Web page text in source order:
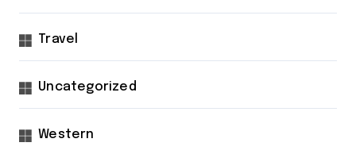
Travel
Uncategorized
Western